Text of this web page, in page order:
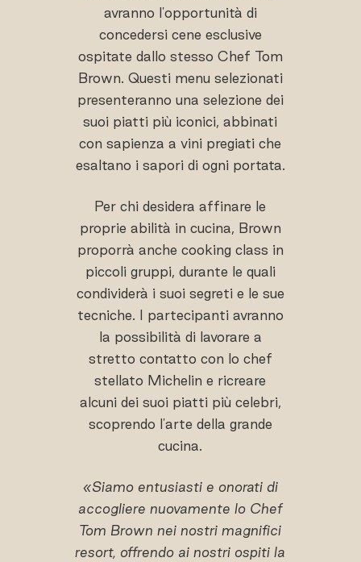
avranno l'opportunità di
concedersi cene esclusive
ospitate dallo stesso Chef Tom
Brown. Questi menu selezionati
presenteranno una selezione dei
suoi piatti più iconici, abbinati
con sapienza a vini pregiati che
esaltano i sapori di ogni portata.
Per chi desidera affinare le
proprie abilità in cucina, Brown
proporrà anche cooking class in
piccoli gruppi, durante le quali
condividerà i suoi segreti e le sue
tecniche. I partecipanti avranno
la possibilità di lavorare a
stretto contatto con lo chef
stellato Michelin e ricreare
alcuni dei suoi piatti più celebri,
scoprendo l'arte della grande
cucina.
«Siamo entusiasti e onorati di
accogliere nuovamente lo Chef
Tom Brown nei nostri magnifici
resort, offrendo ai nostri ospiti la